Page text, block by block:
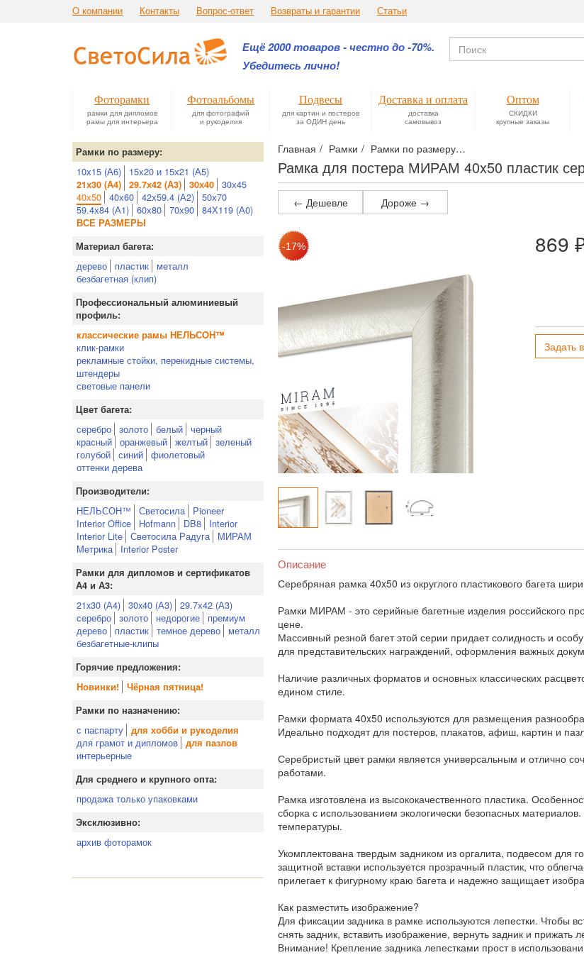
О компании Контакты Вопрос-ответ Возвраты и гарантии Статьи
Ещё 2000 товаров - честно до -70%.
Убедитесь лично!
Фоторамки
рамки для дипломов
рамы для интерьера
Фотоальбомы
для фотографий
и рукоделия
Подвесы
для картин и постеров
за ОДИН день
Доставка и оплата
доставка
самовывоз
Оптом
СКИДКИ
крупные заказы
Главная Рамки Рамки по размеру
Рамка для постера МИРАМ 40x50 пластик
Рамки по размеру:
10х15 (А6) 15х20 и 15х21 (А5)
21х30 (А4) 29.7х42 (А3) 30х40
30х45
40х50 40х60 42х59.4 (А2) 50х70
59.4х84 (А1) 60х80 70х90 84Х119 (А0)
ВСЕ РАЗМЕРЫ
Материал багета:
дерево пластик
металл
безбагетная (клип)
Профессиональный алюминиевый
профиль:
классические рамы НЕЛЬСОН™
клик-рамки
рекламные стойки, перекидные системы,
штендеры
световые панели
Цвет багета:
серебро золото белый черный
красный оранжевый желтый зеленый
голубой синий фиолетовый
оттенки дерева
Производители:
НЕЛЬСОН™ Светосила
Pioneer
Interior Office
Hofmann DB8
Interior
Interior Lite Светосила Радуга
МИРАМ
Метрика
Interior Poster
Рамки для дипломов и сертификатов
А4 и А3:
21x30 (А4) 30x40 (А3) 29.7х42 (А3)
серебро золото недорогие
премиум
дерево
пластик темное дерево
металл
безбагетные-клипы
Горячие предложения:
Новинки!
Чёрная пятница!
Рамки по назначению:
с паспарту для хобби и рукоделия
для грамот и дипломов для пазлов
интерьерные
Для среднего и крупного опта:
продажа только упаковками
Эксклюзивно:
архив фоторамок
← Дешевле Дороже →
869
Задать
Описание
Серебряная рамка 40x50 из округлого пластикового багета
Рамки МИРАМ - это серийные багетные изделия российского
цене.
Массивный резной багет этой серии придает солидность и
для представительских награждений, оформления важных
Наличие различных форматов и основных классических
едином стиле.
Рамки формата 40x50 используются для размещения
Идеально подходят для постеров, плакатов, афиш, картин и
Серебристый цвет рамки является универсальным и отлично
работами.
Рамка изготовлена из высококачественного пластика.
сборка с использованием экологически безопасных
температуры.
Укомплектована твердым задником из оргалита, подвесом для
защитной вставки используется прозрачный пластик, что
прилегает к фигурному краю багета и надежно защищает
Как разместить изображение?
Для фиксации задника в рамке используются лепестки. Чтобы
снять задник, вставить изображение, вернуть задник и прижать
Внимание! Крепление задника лепестками прост в